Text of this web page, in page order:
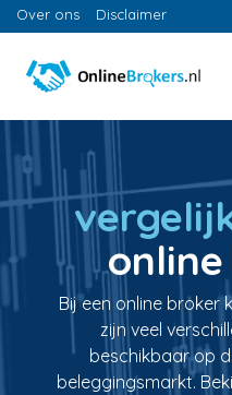
Over ons Disclaimer
Bij een online broker
zijn veel
beschikbaar op
beleggingsmarkt.